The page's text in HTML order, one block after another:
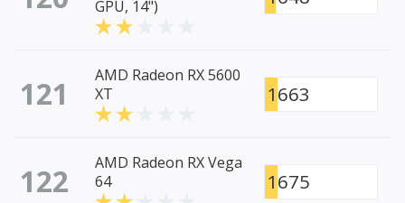
GPU, 14")
121
AMD Radeon RX 5600
XT
1663
122
AMD Radeon RX Vega
64
1675